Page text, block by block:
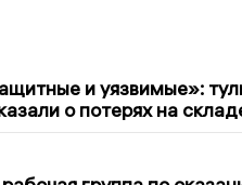
и уязвимые»:
о потерях на